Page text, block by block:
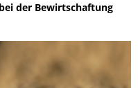
der Bewirtschaftung